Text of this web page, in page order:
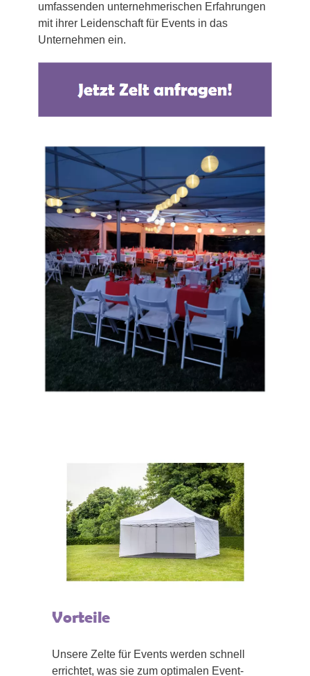
umfassenden unternehmerischen Erfahrungen
mit ihrer Leidenschaft für Events in das
Unternehmen ein.
Vorteile
Unsere Zelte für Events werden schnell
errichtet, was sie zum optimalen Event-